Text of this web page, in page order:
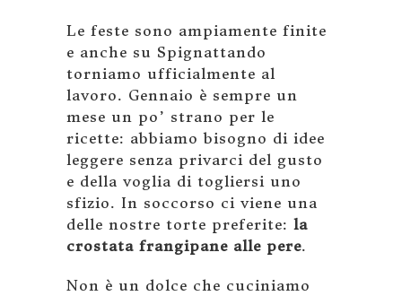
Le feste sono ampiamente finite
e anche su Spignattando
torniamo ufficialmente al
lavoro. Gennaio è sempre un
mese un po’ strano per le
ricette: abbiamo bisogno di idee
leggere senza privarci del gusto
e della voglia di togliersi uno
sfizio. In soccorso ci viene una
delle nostre torte preferite: la
crostata frangipane alle pere.
Non è un dolce che cuciniamo